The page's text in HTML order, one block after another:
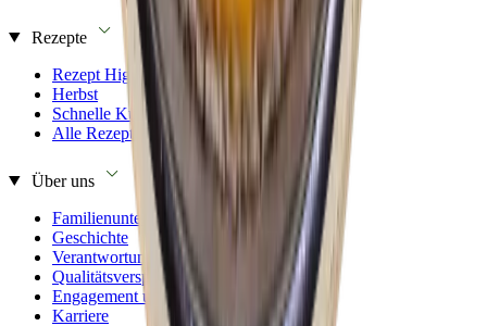
Rezepte
Rezept Highlights
Herbst
Schnelle Küche
Alle Rezepte
Über uns
Familienunternehmen
Geschichte
Verantwortung
Qualitätsversprechen
Engagement und Sponsoring
Karriere